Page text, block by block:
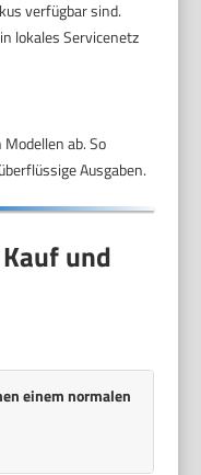
verfügbar sind.
lokales Servicenetz
ab. So
Ausgaben.
und
einem normalen